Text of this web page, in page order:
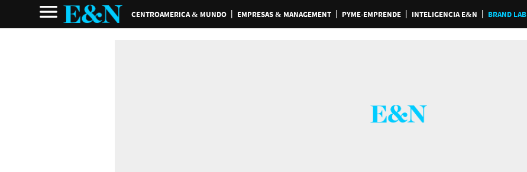
CENTROAMERICA & MUNDO EMPRESAS & MANAGEMENT PYME-EMPRENDE INTELIGENCIA E&N BRAND LAB